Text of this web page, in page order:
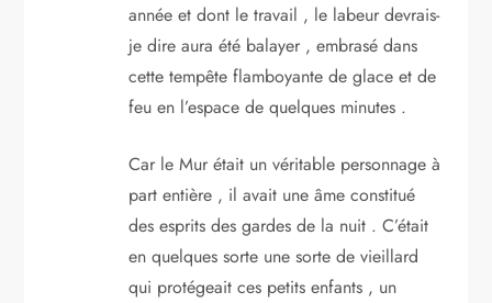
année et dont le travail , le labeur devrais-
je dire aura été balayer , embrasé dans
cette tempête flamboyante de glace et de
feu en l’espace de quelques minutes .
Car le Mur était un véritable personnage à
part entière , il avait une âme constitué
des esprits des gardes de la nuit . C’était
en quelques sorte une sorte de vieillard
qui protégeait ces petits enfants , un